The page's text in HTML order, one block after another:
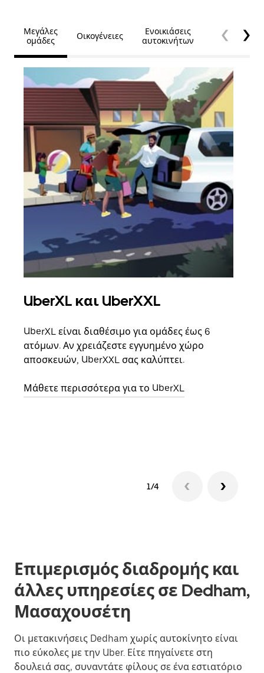
Μεγάλες
ομάδες
Οικογένειες
Ενοικιάσεις
αυτοκινήτων
UberXL και UberXXL
UberXL είναι διαθέσιμο για ομάδες έως 6
ατόμων. Αν χρειάζεστε εγγυημένο χώρο
αποσκευών, UberXXL σας καλύπτει.
Μάθετε περισσότερα για το UberXL
1/4
Επιμερισμός διαδρομής και
άλλες υπηρεσίες σε Dedham,
Μασαχουσέτη
Οι μετακινήσεις Dedham χωρίς αυτοκίνητο είναι
πιο εύκολες με την Uber. Είτε πηγαίνετε στη
δουλειά σας, συναντάτε φίλους σε ένα εστιατόριο